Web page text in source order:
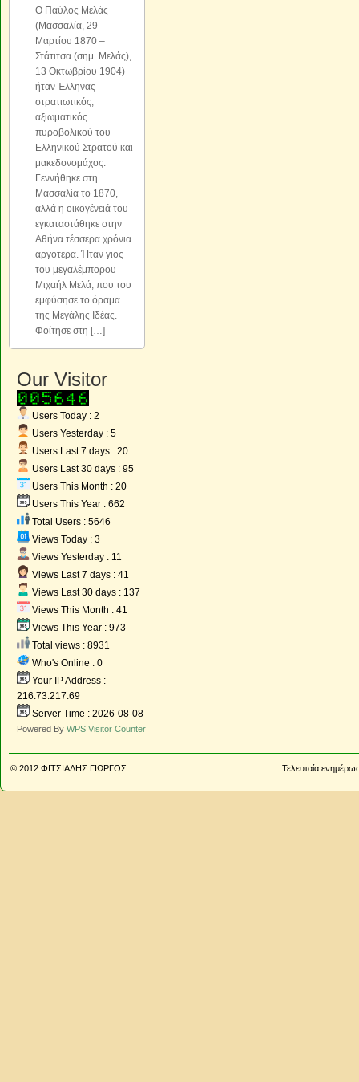
Ο Παύλος Μελάς
(Μασσαλία, 29
Μαρτίου 1870 –
Στάτιτσα (σημ. Μελάς),
13 Οκτωβρίου 1904)
ήταν Έλληνας
στρατιωτικός,
αξιωματικός
πυροβολικού του
Ελληνικού Στρατού και
μακεδονομάχος.
Γεννήθηκε στη
Μασσαλία το 1870,
αλλά η οικογένειά του
εγκαταστάθηκε στην
Αθήνα τέσσερα χρόνια
αργότερα. Ήταν γιος
του μεγαλέμπορου
Μιχαήλ Μελά, που του
εμφύσησε το όραμα
της Μεγάλης Ιδέας.
Φοίτησε στη […]
Our Visitor
Users Today : 2
Users Yesterday : 5
Users Last 7 days : 20
Users Last 30 days : 95
Users This Month : 20
Users This Year : 662
Total Users : 5646
Views Today : 3
Views Yesterday : 11
Views Last 7 days : 41
Views Last 30 days : 137
Views This Month : 41
Views This Year : 973
Total views : 8931
Who's Online : 0
Your IP Address :
216.73.217.69
Server Time : 2026-08-08
Powered By WPS Visitor Counter
© 2012 ΦΙΤΣΙΑΛΗΣ ΓΙΩΡΓΟΣ Τελευταία